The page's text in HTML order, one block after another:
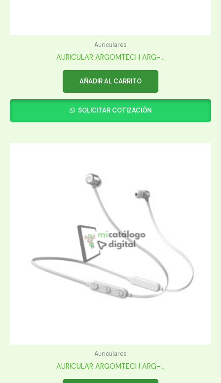
Auriculares
AURICULAR ARGOMTECH ARG-...
AÑADIR AL CARRITO
SOLICITAR COTIZACIÓN
Auriculares
AURICULAR ARGOMTECH ARG-...